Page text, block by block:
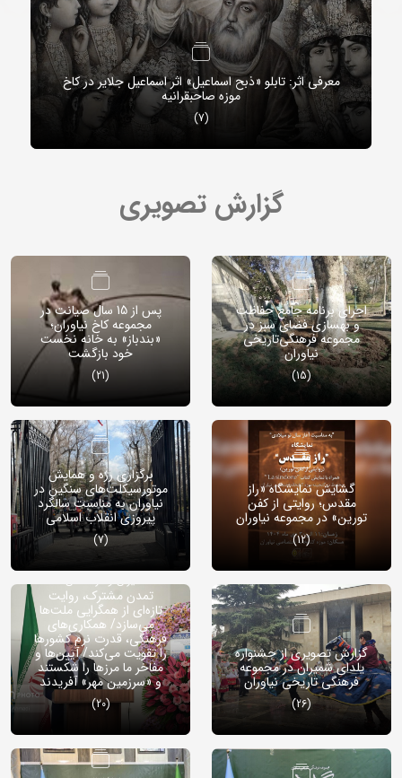
معرفی اثر: تابلو «ذبح اسماعیل» اثر اسماعیل جلایر در کاخ
موزه صاحبقرانیه
(7)
گزارش تصویری
پس از 15 سال صیانت در
مجموعه کاخ نیاوران؛
«بندباز» به خانه نخست
خود بازگشت
(21)
اجرای برنامه جامع حفاظت
و بهسازی فضای سبز در
مجموعه فرهنگی‌تاریخی
نیاوران
(15)
برگزاری رژه و همایش
موتورسیکلت‌های سنگین در
نیاوران به مناسبت سالگرد
پیروزی انقلاب اسلامی
(7)
گشایش نمایشگاه «راز
مقدس؛ روایتی از کفن
تورین» در مجموعه نیاوران
(12)
ایران و قزاقستان:
تمدن مشترک، روایت
تازه‌ای از همگرایی ملت‌ها
می‌سازد/ همکاری‌های
فرهنگی، قدرت نرم کشورها
را تقویت می‌کند/ آیین‌ها و
مفاخر ما مرزها را شکستند
و «سرزمین مهر» آفریدند
(20)
گزارش تصویری از جشنواره
یلدای شمیران در مجموعه
فرهنگی تاریخی نیاوران
(26)